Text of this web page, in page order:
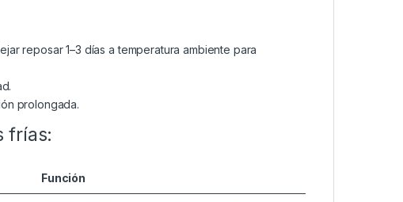
reposar 1–3 días a temperatura ambiente para
prolongada.
frías:
Función